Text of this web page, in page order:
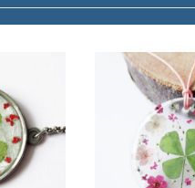
au
ancien